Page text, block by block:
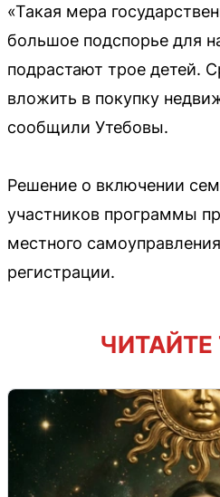
«Такая мера
большое подспорье для
подрастают трое детей.
вложить в покупку
сообщили Утебовы.
Решение о включении
участников программы
местного
регистрации.